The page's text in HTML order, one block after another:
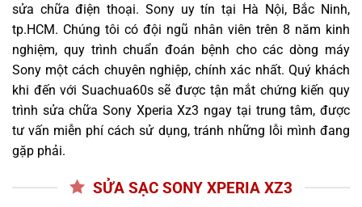
sửa chữa điện thoại. Sony uy tín tại Hà Nội, Bắc Ninh,
tp.HCM. Chúng tôi có đội ngũ nhân viên trên 8 năm kinh
nghiệm, quy trình chuẩn đoán bệnh cho các dòng máy
Sony một cách chuyên nghiệp, chính xác nhất. Quý khách
khi đến với Suachua60s sẽ được tận mắt chứng kiến quy
trình sửa chữa Sony Xperia Xz3 ngay tại trung tâm, được
tư vấn miễn phí cách sử dụng, tránh những lỗi mình đang
gặp phải.
SỬA SẠC SONY XPERIA XZ3